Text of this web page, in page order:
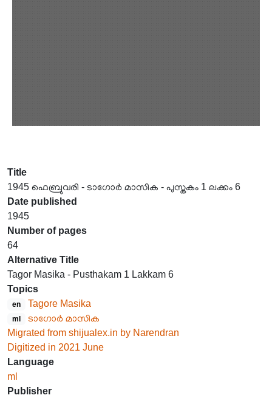
Title
1945 ഫെബ്രുവരി - ടാഗോർ മാസിക - പുസ്തകം 1 ലക്കം 6
Date published
1945
Number of pages
64
Alternative Title
Tagor Masika - Pusthakam 1 Lakkam 6
Topics
en Tagore Masika
ml
ടാഗോർ മാസിക
Migrated from shijualex.in by Narendran
Digitized in 2021 June
Language
ml
Publisher